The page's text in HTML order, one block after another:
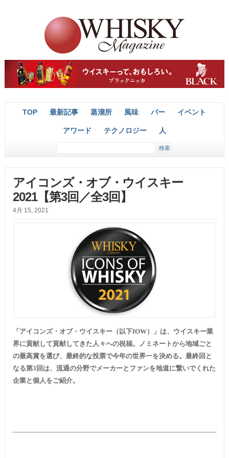
TOP 最新記事 蒸溜所 風味 バー イベント
アワード テクノロジー 人
アイコンズ・オブ・ウイスキー
2021【第3回／全3回】
4月 15, 2021
「アイコンズ・オブ・ウイスキー（以下IOW）」は、ウイスキー業
界に貢献して貢献してきた人々への祝福。ノミネートから地域ごと
の最高賞を選び、最終的な投票で今年の世界一を決める。最終回と
なる第3回は、流通の分野でメーカーとファンを地道に繋いでくれた
企業と個人をご紹介。